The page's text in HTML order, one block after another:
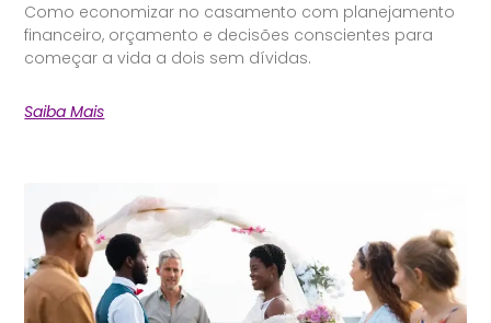
Como economizar no casamento com planejamento
financeiro, orçamento e decisões conscientes para
começar a vida a dois sem dívidas.
Saiba Mais